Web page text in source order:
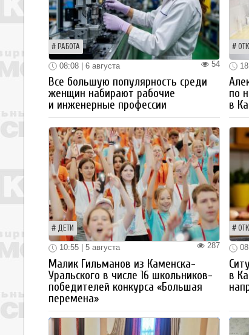
РАБОТА
54
08:08 | 6 августа
Все большую популярность среди
женщин набирают рабочие
и инженерные профессии
по
в
ДЕТИ
287
10:55 | 5 августа
Малик Гильманов из Каменска-
Уральского в числе 16 школьников-
победителей конкурса «Большая
перемена»
в